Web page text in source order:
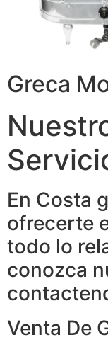
Greca
En Costa
ofrecerte
todo lo
conozca
Venta De